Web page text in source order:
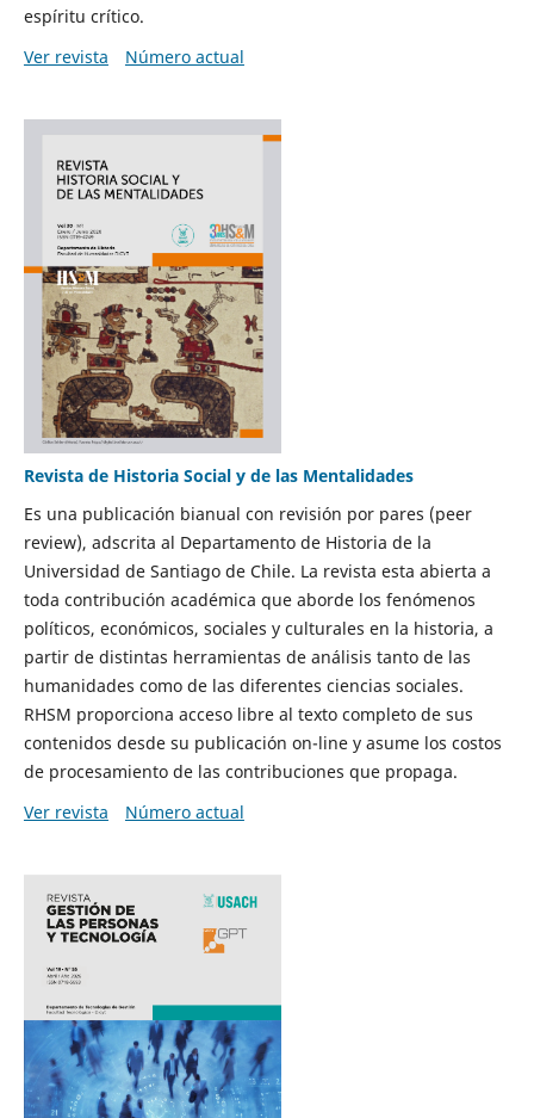
espíritu crítico.
Ver revista
Número actual
Revista de Historia Social y de las Mentalidades
Es una publicación bianual con revisión por pares (peer
review), adscrita al Departamento de Historia de la
Universidad de Santiago de Chile. La revista esta abierta a
toda contribución académica que aborde los fenómenos
políticos, económicos, sociales y culturales en la historia, a
partir de distintas herramientas de análisis tanto de las
humanidades como de las diferentes ciencias sociales.
RHSM proporciona acceso libre al texto completo de sus
contenidos desde su publicación on-line y asume los costos
de procesamiento de las contribuciones que propaga.
Ver revista
Número actual